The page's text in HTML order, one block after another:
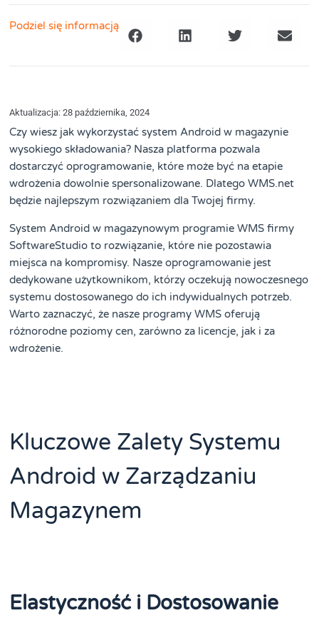
Podziel się informacją
Aktualizacja: 28 października, 2024
Czy wiesz jak wykorzystać system Android w magazynie
wysokiego składowania? Nasza platforma pozwala
dostarczyć oprogramowanie, które może być na etapie
wdrożenia dowolnie spersonalizowane. Dlatego WMS.net
będzie najlepszym rozwiązaniem dla Twojej firmy.
System Android w magazynowym programie WMS firmy
SoftwareStudio to rozwiązanie, które nie pozostawia
miejsca na kompromisy. Nasze oprogramowanie jest
dedykowane użytkownikom, którzy oczekują nowoczesnego
systemu dostosowanego do ich indywidualnych potrzeb.
Warto zaznaczyć, że nasze programy WMS oferują
różnorodne poziomy cen, zarówno za licencje, jak i za
wdrożenie.
Kluczowe Zalety Systemu
Android w Zarządzaniu
Magazynem
Elastyczność i Dostosowanie